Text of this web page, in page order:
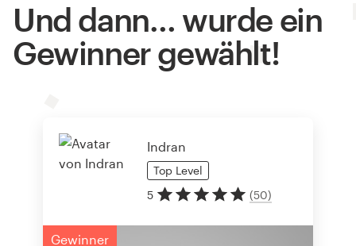
Und dann… wurde ein
Gewinner gewählt!
Indran
Top Level
5
(50)
Gewinner